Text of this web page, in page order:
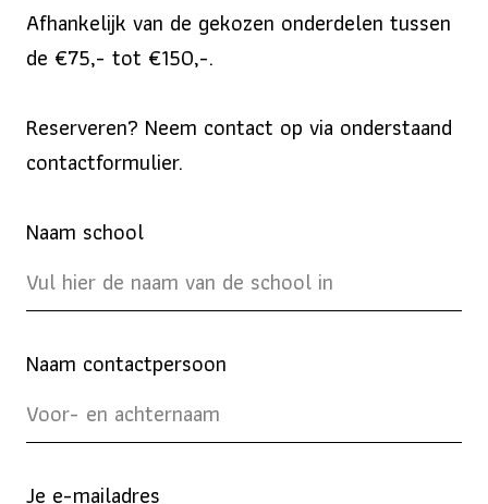
Afhankelijk van de gekozen onderdelen tussen
de €75,- tot €150,-.
Reserveren? Neem contact op via onderstaand
contactformulier.
Naam school
Naam contactpersoon
Je e-mailadres